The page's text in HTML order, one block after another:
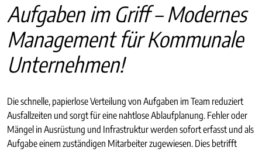
Aufgaben im Griff – Modernes
Management für Kommunale
Unternehmen!
Die schnelle, papierlose Verteilung von Aufgaben im Team reduziert
Ausfallzeiten und sorgt für eine nahtlose Ablaufplanung. Fehler oder
Mängel in Ausrüstung und Infrastruktur werden sofort erfasst und als
Aufgabe einem zuständigen Mitarbeiter zugewiesen. Dies betrifft